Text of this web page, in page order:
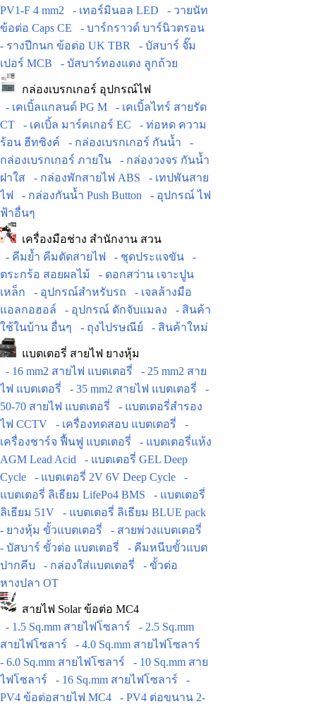
PV1-F 4 mm2
- เทอร์มินอล LED
- วายนัท
ข้อต่อ Caps CE
- บาร์กราวด์ บาร์นิวตรอน
- รางปีกนก ข้อต่อ UK TBR
- บัสบาร์ จั๊ม
เปอร์ MCB
- บัสบาร์ทองแดง ลูกถ้วย
กล่องเบรกเกอร์ อุปกรณ์ไฟ
- เคเบิ้ลแกลนด์ PG M
- เคเบิ้ลไทร์ สายรัด
CT
- เคเบิ้ล มาร์คเกอร์ EC
- ท่อหด ความ
ร้อน ฮีทซิงค์
- กล่องเบรกเกอร์ กันน้ำ
-
กล่องเบรกเกอร์ ภายใน
- กล่องวงจร กันน้ำ
ฝาใส
- กล่องพักสายไฟ ABS
- เทปพันสาย
ไฟ
- กล่องกันน้ำ Push Button
- อุปกรณ์ ไฟ
ฟ้าอื่นๆ
เครื่องมือช่าง สำนักงาน สวน
- คีมย้ำ คีมตัดสายไฟ
- ชุดประแจขัน
-
ตระกร้อ สอยผลไม้
- ดอกสว่าน เจาะปูน
เหล็ก
- อุปกรณ์สำหรับรถ
- เจลล้างมือ
แอลกอฮอล์
- อุปกรณ์ ดักจับแมลง
- สินค้า
ใช้ในบ้าน อื่นๆ
- ถุงไปรษณีย์ - สินค้าใหม่
แบตเตอรี่ สายไฟ ยางหุ้ม
- 16 mm2 สายไฟ แบตเตอรี่
- 25 mm2 สาย
ไฟ แบตเตอรี่
- 35 mm2 สายไฟ แบตเตอรี่
-
50-70 สายไฟ แบตเตอรี่
- แบตเตอรี่สำรอง
ไฟ CCTV
- เครื่องทดสอบ แบตเตอรี่
-
เครื่องชาร์จ ฟื้นฟู แบตเตอรี่
- แบตเตอรี่แห้ง
AGM Lead Acid
- แบตเตอรี่ GEL Deep
Cycle
- แบตเตอรี่ 2V 6V Deep Cycle
-
แบตเตอรี่ ลิเธียม LifePo4 BMS
- แบตเตอรี่
ลิเธียม 51V
- แบตเตอรี่ ลิเธียม BLUE pack
- ยางหุ้ม ขั้วแบตเตอรี่
- สายพ่วงแบตเตอรี่
- บัสบาร์ ขั้วต่อ แบตเตอรี่
- คีมหนีบขั้วแบต
ปากคีบ
- กล่องใส่แบตเตอรี่
- ขั้วต่อ
หางปลา OT
สายไฟ Solar ข้อต่อ MC4
- 1.5 Sq.mm สายไฟโซลาร์
- 2.5 Sq.mm
สายไฟโซลาร์
- 4.0 Sq.mm สายไฟโซลาร์
- 6.0 Sq.mm สายไฟโซลาร์
- 10 Sq.mm สาย
ไฟโซลาร์
- 16 Sq.mm สายไฟโซลาร์
-
PV4 ข้อต่อสายไฟ MC4
- PV4 ต่อขนาน 2-